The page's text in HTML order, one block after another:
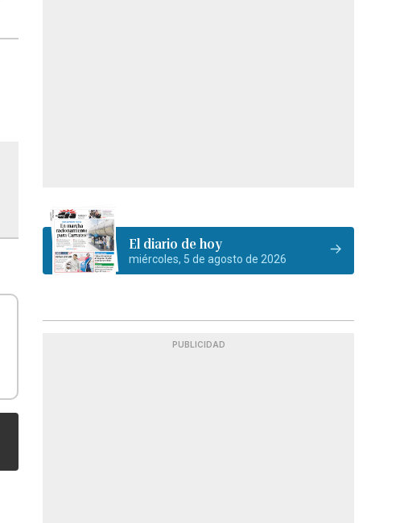
El diario de hoy
miércoles, 5 de agosto de 2026
PUBLICIDAD